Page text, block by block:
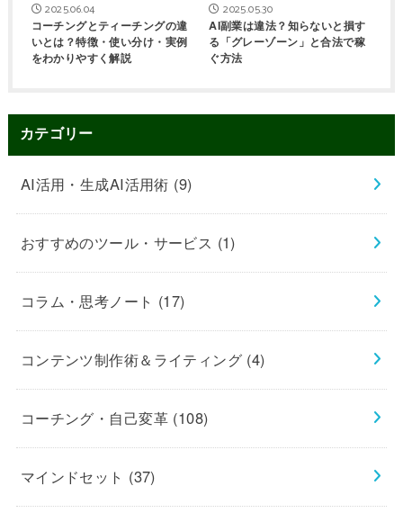
2025.06.04
コーチングとティーチングの違
いとは？特徴・使い分け・実例
をわかりやすく解説
2025.05.30
AI副業は違法？知らないと損す
る「グレーゾーン」と合法で稼
ぐ方法
カテゴリー
AI活用・生成AI活用術 (9)
おすすめのツール・サービス (1)
コラム・思考ノート (17)
コンテンツ制作術＆ライティング (4)
コーチング・自己変革 (108)
マインドセット (37)